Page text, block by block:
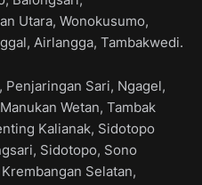
Utara, Wonokusumo,
Airlangga, Tambakwedi.
Penjaringan Sari, Ngagel,
Wetan, Tambak
Kalianak, Sidotopo
Sidotopo, Sono
Selatan,